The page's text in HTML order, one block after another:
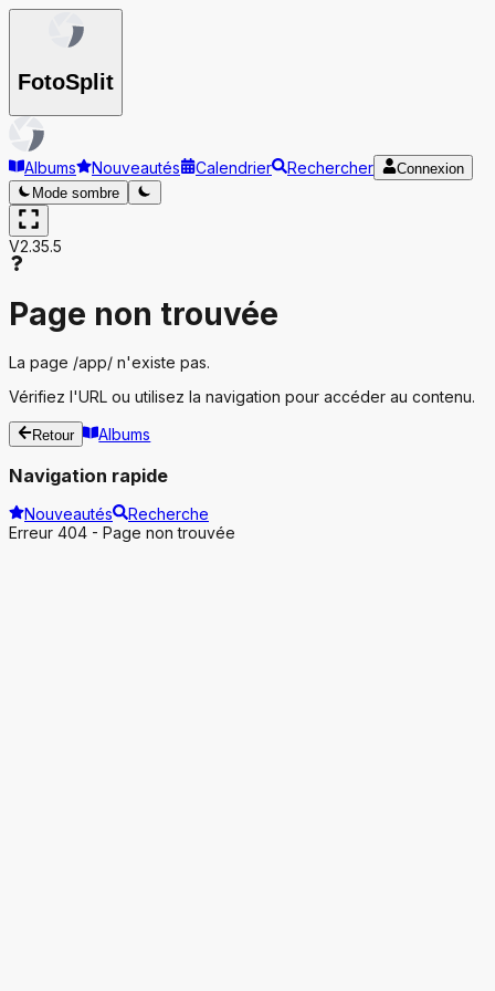
FotoSplit
Albums Nouveautés Calendrier Rechercher
Connexion
Mode sombre
V2.35.5
Page non trouvée
La page /app/ n'existe pas.
Vérifiez l'URL ou utilisez la navigation pour accéder au contenu.
Retour Albums
Navigation rapide
Nouveautés
Recherche
Erreur 404 - Page non trouvée